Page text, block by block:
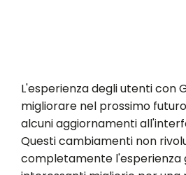
L'esperienza degli utenti con
migliorare nel prossimo
alcuni aggiornamenti
Questi cambiamenti non
completamente l'esperienza